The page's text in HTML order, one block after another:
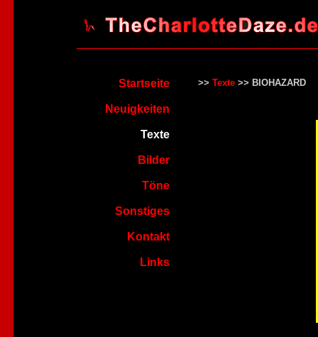
Startseite
Neuigkeiten
Texte
Bilder
Töne
Sonstiges
Kontakt
Links
>> Texte >> BIOHAZARD